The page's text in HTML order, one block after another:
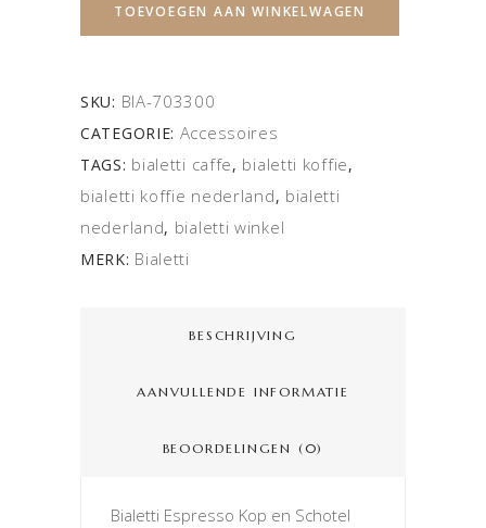
TOEVOEGEN AAN WINKELWAGEN
SKU: BIA-703300
CATEGORIE: Accessoires
TAGS: bialetti caffe, bialetti koffie,
bialetti koffie nederland, bialetti
nederland, bialetti winkel
MERK: Bialetti
BESCHRIJVING
AANVULLENDE INFORMATIE
BEOORDELINGEN (0)
Bialetti Espresso Kop en Schotel